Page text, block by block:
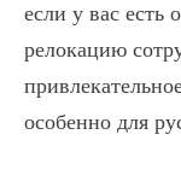
если у вас
релокацию
особенно для